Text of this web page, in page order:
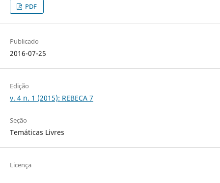
PDF
Publicado
2016-07-25
Edição
v. 4 n. 1 (2015): REBECA 7
Seção
Temáticas Livres
Licença